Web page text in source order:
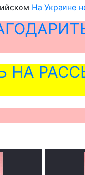
На Украине
НА